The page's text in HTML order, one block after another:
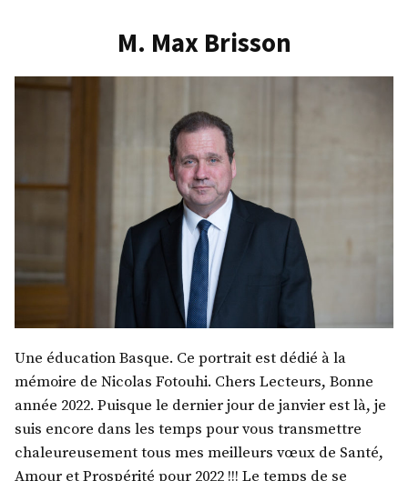
M. Max Brisson
Une éducation Basque. Ce portrait est dédié à la
mémoire de Nicolas Fotouhi. Chers Lecteurs, Bonne
année 2022. Puisque le dernier jour de janvier est là, je
suis encore dans les temps pour vous transmettre
chaleureusement tous mes meilleurs vœux de Santé,